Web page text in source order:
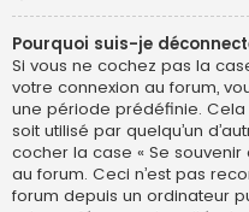
Pourquoi suis-je
Si vous ne cochez pas la
votre connexion au forum,
une période prédéfinie.
soit utilisé par quelqu’un
cocher la case « Se
au forum. Ceci n’est pas
forum depuis un ordinateur